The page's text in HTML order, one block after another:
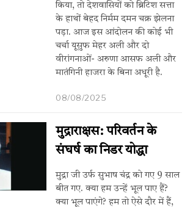
किया, तो देशवासियों को ब्रिटिश सत्ता
के हाथों बेहद निर्मम दमन चक्र झेलना
पड़ा. आज इस आंदोलन की कोई भी
चर्चा यूसुफ मेहर अली और दो
वीरांगनाओं- अरुणा आसफ अली और
मातंगिनी हाजरा के बिना अधूरी है.
08/08/2025
मुद्राराक्षस: परिवर्तन के
संघर्ष का निडर योद्धा
मुद्रा जी उर्फ सुभाष चंद्र को गए 9 साल
बीत गए. क्या हम उन्हें भूल पाए हैं?
क्या भूल पाएंगे? हम तो ऐसे दौर में हैं,